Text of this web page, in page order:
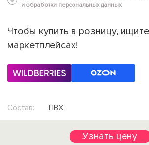
и обработки персональных данных
Чтобы купить в розницу,
маркетплейсах!
Состав: ПВХ
Узнать цену